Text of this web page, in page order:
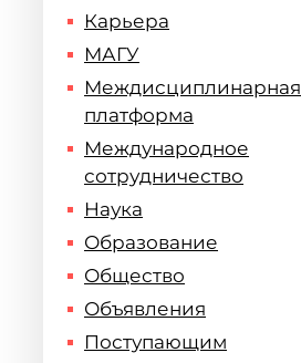
Карьера
МАГУ
Междисциплинарная
платформа
Международное
сотрудничество
Наука
Образование
Общество
Объявления
Поступающим